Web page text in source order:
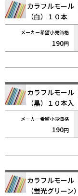
カラフルモール
（白）１０本
190円
カラフルモール
（黒）１０本入
190円
カラフルモール
（蛍光グリーン